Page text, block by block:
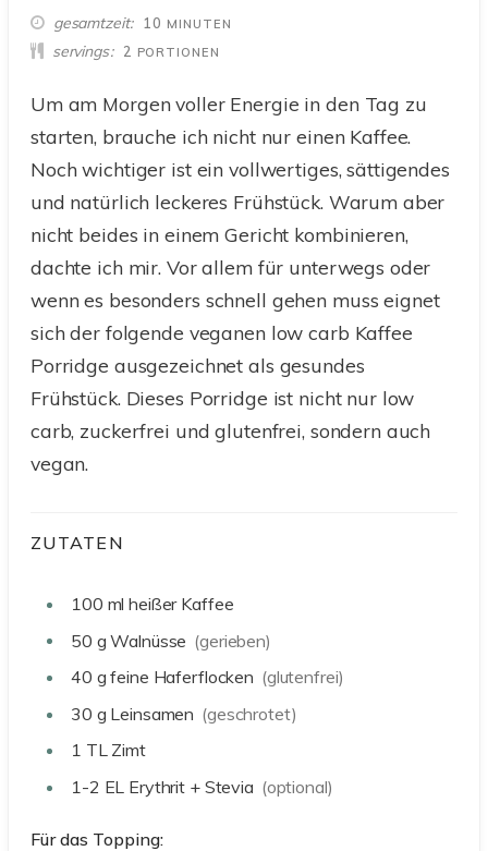
gesamtzeit 10 MINUTEN
MINUTEN
servings 2 PORTIONEN
Um am Morgen voller Energie in den Tag zu
starten, brauche ich nicht nur einen Kaffee.
Noch wichtiger ist ein vollwertiges, sättigendes
und natürlich leckeres Frühstück. Warum aber
nicht beides in einem Gericht kombinieren,
dachte ich mir. Vor allem für unterwegs oder
wenn es besonders schnell gehen muss eignet
sich der folgende veganen low carb Kaffee
Porridge ausgezeichnet als gesundes
Frühstück. Dieses Porridge ist nicht nur low
carb, zuckerfrei und glutenfrei, sondern auch
vegan.
ZUTATEN
100 ml heißer Kaffee
50 g Walnüsse (gerieben)
40 g feine Haferflocken (glutenfrei)
30 g Leinsamen (geschrotet)
1 TL Zimt
1-2 EL Erythrit + Stevia (optional)
Für das Topping: